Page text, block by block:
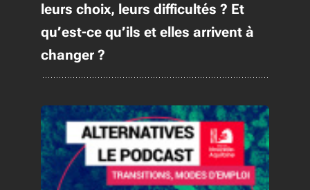
leurs choix, leurs difficultés ? Et
qu’est-ce qu’ils et elles arrivent à
changer ?